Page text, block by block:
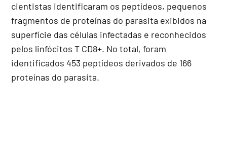
cientistas identificaram os peptídeos, pequenos
fragmentos de proteínas do parasita exibidos na
superfície das células infectadas e reconhecidos
pelos linfócitos T CD8+. No total, foram
identificados 453 peptídeos derivados de 166
proteínas do parasita.